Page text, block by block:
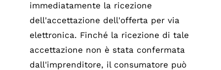
immediatamente la ricezione
dell'accettazione dell'offerta per via
elettronica. Finché la ricezione di tale
accettazione non è stata confermata
dall'imprenditore, il consumatore può